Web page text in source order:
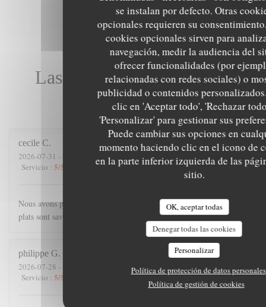
se instalan por defecto. Otras
opcionales requieren su
cookies opcionales sirven para
navegación, medir la audiencia del
ofrecer funcionalidades (por
relacionadas con redes sociales) o
publicidad o contenidos
clic en 'Aceptar todo', 'Rechazar
'Personalizar' para gestionar sus
Puede cambiar sus opciones en
momento haciendo clic en el icono de
en la parte inferior izquierda de las
sitio.
OK, aceptar todas
Denegar todas las cookies
Personalizar
Política de protección de datos personales
Política de gestión de cookies
Las opiniones de nuestros
clientes
cecile C
2026-07-31 - 21:00 - Invitados 4
Servicio : 5/5 Ambiente: 4/5 Menú: 5/5 Calidad / Precio:5/5
Nous avons passé une excellente soirée. Accueil chaleureux, les
plats sont savoureux, et copieux.
philippe G
2026-07-28 - 19:45 - Invitados 3
Servicio : 5/5 Menú:5/5 Calidad / Precio:5/5